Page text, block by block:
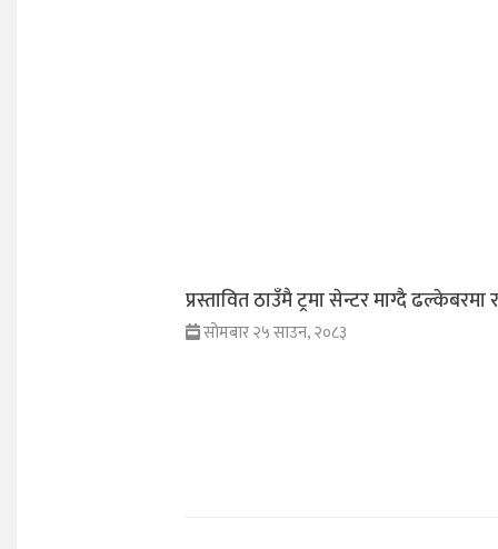
प्रस्तावित ठाउँमै ट्रमा सेन्टर माग्दै ढल्केबरमा
सोमबार २५ साउन, २०८३